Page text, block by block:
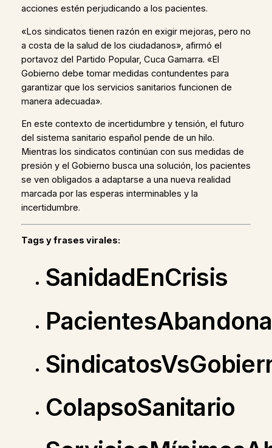
acciones estén perjudicando a los pacientes.
«Los sindicatos tienen razón en exigir mejoras, pero no
a costa de la salud de los ciudadanos», afirmó el
portavoz del Partido Popular, Cuca Gamarra. «El
Gobierno debe tomar medidas contundentes para
garantizar que los servicios sanitarios funcionen de
manera adecuada».
En este contexto de incertidumbre y tensión, el futuro
del sistema sanitario español pende de un hilo.
Mientras los sindicatos continúan con sus medidas de
presión y el Gobierno busca una solución, los pacientes
se ven obligados a adaptarse a una nueva realidad
marcada por las esperas interminables y la
incertidumbre.
Tags y frases virales:
SanidadEnCrisis
ColapsoSanitario